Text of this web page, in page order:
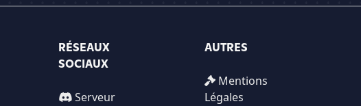
RÉSEAUX
SOCIAUX
Serveur
AUTRES
Mentions
Légales